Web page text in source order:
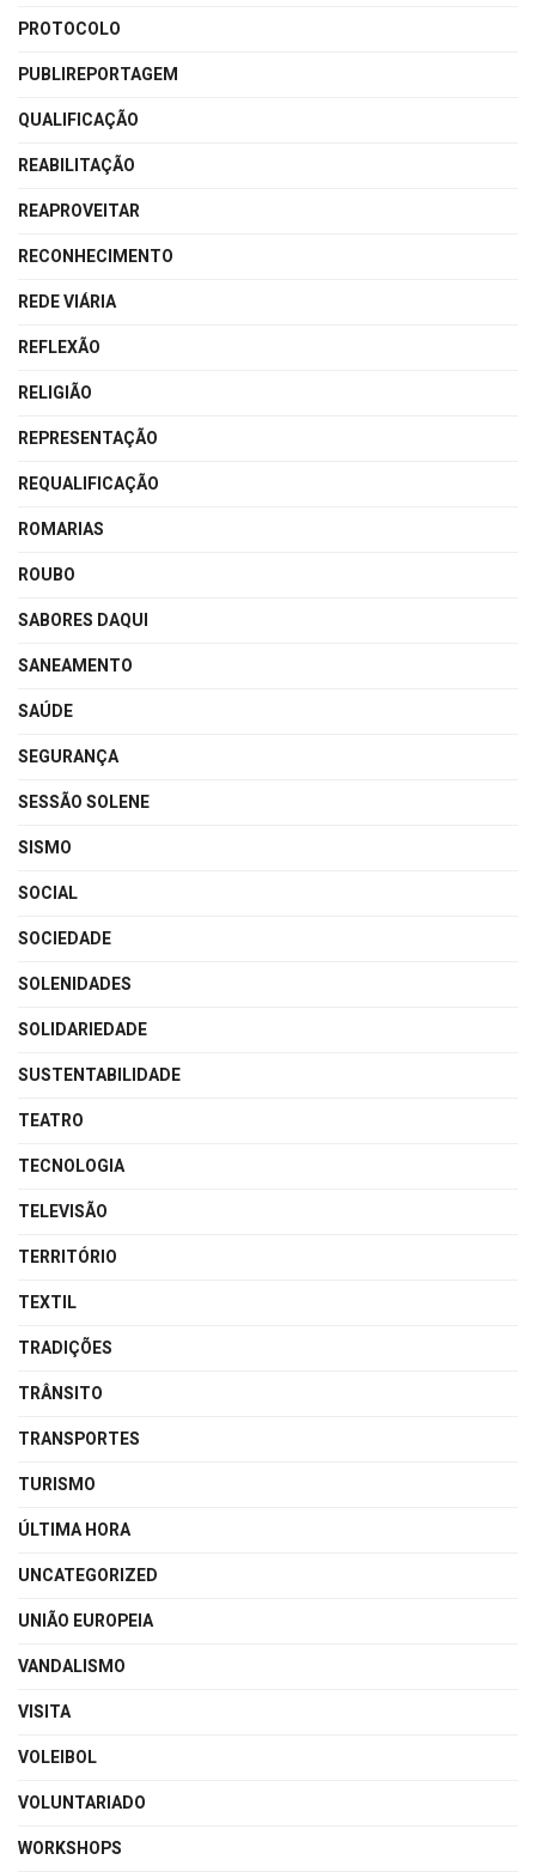
PROTOCOLO
PUBLIREPORTAGEM
QUALIFICAÇÃO
REABILITAÇÃO
REAPROVEITAR
RECONHECIMENTO
REDE VIÁRIA
REFLEXÃO
RELIGIÃO
REPRESENTAÇÃO
REQUALIFICAÇÃO
ROMARIAS
ROUBO
SABORES DAQUI
SANEAMENTO
SAÚDE
SEGURANÇA
SESSÃO SOLENE
SISMO
SOCIAL
SOCIEDADE
SOLENIDADES
SOLIDARIEDADE
SUSTENTABILIDADE
TEATRO
TECNOLOGIA
TELEVISÃO
TERRITÓRIO
TEXTIL
TRADIÇÕES
TRÂNSITO
TRANSPORTES
TURISMO
ÚLTIMA HORA
UNCATEGORIZED
UNIÃO EUROPEIA
VANDALISMO
VISITA
VOLEIBOL
VOLUNTARIADO
WORKSHOPS